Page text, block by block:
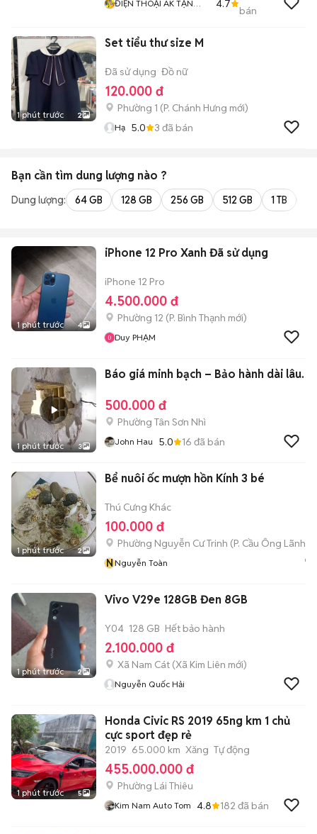
ĐIỆN THOẠI AK TẬN
4.7
bán
1 phút trước 2
Set tiểu thư size M
Đã sử dụng Đồ nữ
120.000 đ
Phường 1 (P. Chánh Hưng mới)
Hạ 5.0 3 đã bán
Bạn cần tìm dung lượng nào ?
Dung lượng: 64 GB 128 GB 256 GB 512 GB 1 TB
1 phút trước 4
iPhone 12 Pro Xanh Đã sử dụng
iPhone 12 Pro
4.500.000 đ
Phường 12 (P. Bình Thạnh mới)
Duy PHẠM
1 phút trước 3
Báo giá minh bạch – Bảo hành dài lâu.
500.000 đ
Phường Tân Sơn Nhì
John Hau 5.0 16 đã bán
1 phút trước 2
Bể nuôi ốc mượn hồn Kính 3 bé
Thú Cưng Khác
100.000 đ
Phường Nguyễn Cư Trinh (P. Cầu Ông Lãnh
NNguyễn Toàn
1 phút trước 2
Vivo V29e 128GB Đen 8GB
Y04 128 GB Hết bảo hành
2.100.000 đ
Xã Nam Cát (Xã Kim Liên mới)
Nguyễn Quốc Hải
1 phút trước 5
Honda Civic RS 2019 65ng km 1 chủ
cực sport đẹp rẻ
2019 65.000 km Xăng Tự động
455.000.000 đ
Phường Lái Thiêu
Kim Nam Auto Tom 4.8 182 đã bán